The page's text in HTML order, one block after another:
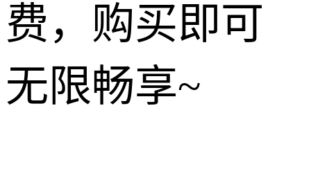
费，购买即可
无限畅享~